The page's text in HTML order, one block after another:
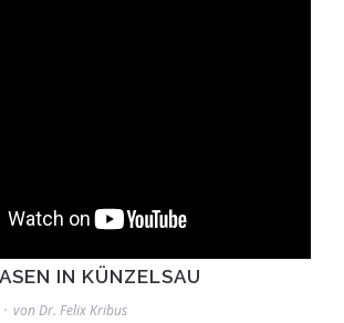
IN KÜNZELSAU
von Dr. Felix Kribus